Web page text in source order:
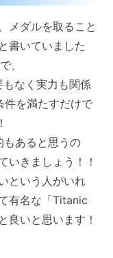
メダルを取ること
書いていました
、
なく実力も関係
件を満たすだけで
あると思うの
いきましょう！！
という人がいれ
有名な「Titanic
良いと思います！